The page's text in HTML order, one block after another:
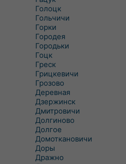
Голоцк
Гольчичи
Горки
Городея
Городьки
Гоцк
Греск
Грицкевичи
Грозово
Деревная
Дзержинск
Дмитровичи
Долгиново
Долгое
Домоткановичи
Доры
Дражно